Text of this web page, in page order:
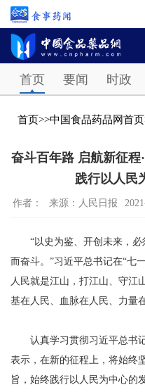
首页 要闻 时政
首页>>中国食品药品网首页
奋斗百年路 启航新征程
践行以人民
作者： 来源：人民日报
“以史为鉴、开创未来，必
而奋斗。”习近平总书记在“七
人民就是江山，打江山、守江
基在人民、血脉在人民、力量
认真学习贯彻习近平总书记
表示，在新的征程上，将始终
旨，始终践行以人民为中心的